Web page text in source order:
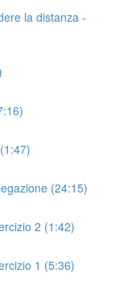
la distanza -
(24:15)
2 (1:42)
1 (5:36)